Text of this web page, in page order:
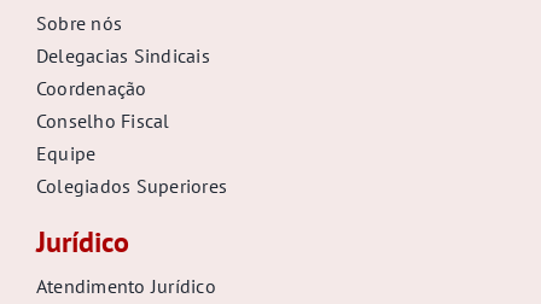
Sobre nós
Delegacias Sindicais
Coordenação
Conselho Fiscal
Equipe
Colegiados Superiores
Jurídico
Atendimento Jurídico